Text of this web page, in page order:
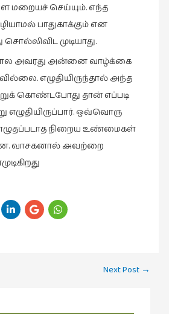
மறையச் செய்யும். எந்த
பாதுகாக்கும் என
முடியாது.
அவரது அன்னை வாழ்க்கை
எழுதியிருந்தால் அந்த
கொண்டபோது தான் எப்படி
ஒவ்வொரு
எழுதப்படாத நிறைய உண்மைகள்
வாசகனால் அவற்றை
Next Post →